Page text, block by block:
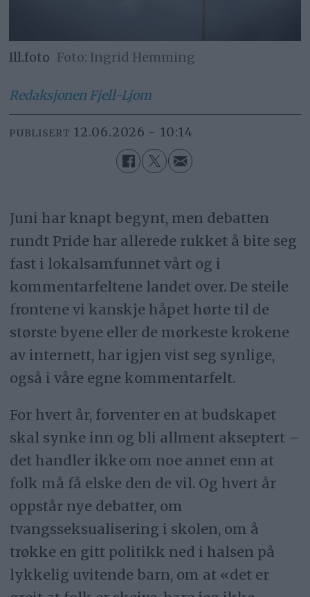
Ill.foto Ingrid Hemming
Redaksjonen Fjell-Ljom
PUBLISERT 12.06.2026 - 10:14
Juni har knapt begynt, men debatten
rundt Pride har allerede rukket å bite seg
fast i lokalsamfunnet vårt og i
kommentarfeltene landet over. De steile
frontene vi kanskje håpet hørte til de
største byene eller de mørkeste krokene
av internett, har igjen vist seg synlige,
også i våre egne kommentarfelt.
For hvert år, forventer en at budskapet
skal synke inn og bli allment akseptert –
det handler ikke om noe annet enn at
folk må få elske den de vil. Og hvert år
oppstår nye debatter, om
tvangsseksualisering i skolen, om å
trøkke en gitt politikk ned i halsen på
lykkelig uvitende barn, om at «det er